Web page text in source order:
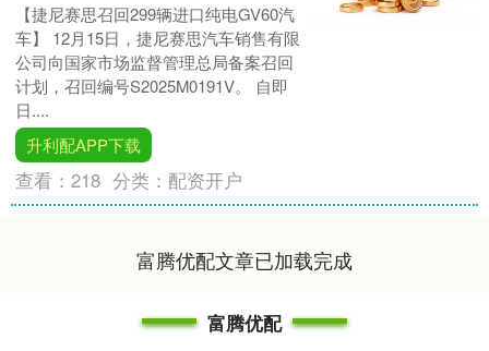
【捷尼赛思召回299辆进口纯电GV60汽
车】 12月15日，捷尼赛思汽车销售有限
公司向国家市场监督管理总局备案召回
计划，召回编号S2025M0191V。 自即
日....
升利配APP下载
查看：218 分类： 配资开户
富腾优配文章已加载完成
富腾优配